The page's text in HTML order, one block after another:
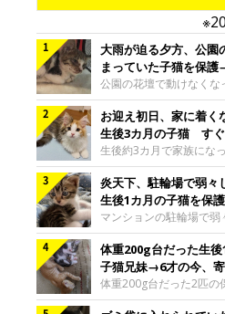
大雨が迫る夕方、公園
まっていた子猫を保
と“姉妹”のような関係
公園の花壇で動けなくな
猫。家族に迎えられてか
の間には深い絆が育まれ
当時のティダちゃん。
@muumuu62197189紹
X（旧Twitter）ユーザー
@muumuu62197189さ
ちゃん（取材時6才）の
ちらは、生後3カ月ごろ
飼い主さんが出会ったの
なると予報されていた日
壇で動けずにいた子猫保
ィダちゃん。
さんは、公園の
お迎え初日、家に着く
生後3カ月の子猫 すぐ
落ち着く姿に「迎えて
生後約3カ月で家族にな
ジャンフォレストキャッ
翌日には、すでに家でく
ていました。お迎え翌日
とするむうちゃんお迎え
ん。@umimugi0304紹
Instagramユーザー
愛猫・むうちゃん（撮影
／ノルウェージャンフォ
ト）。こちらは、お迎え
炎天下、駐輪場で弱々
生後1カ月の子猫を保
肉質でツンデレなコに
マンションの駐輪場で弱
た、生後1カ月ほどの子
れてから1年、体も行動
した。炎天下の駐輪場で
子猫保護当時のモモちゃ
紹介するのは、X（旧
体重200g台だった生
子猫兄妹→6才の今、
にほっこり！
体重200g台だった2匹の
さんの家族になってから